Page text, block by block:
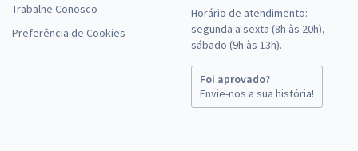
Trabalhe Conosco
Preferência de Cookies
Horário de atendimento:
segunda a sexta (8h às 20h),
sábado (9h às 13h).
Foi aprovado?
Envie-nos a sua história!